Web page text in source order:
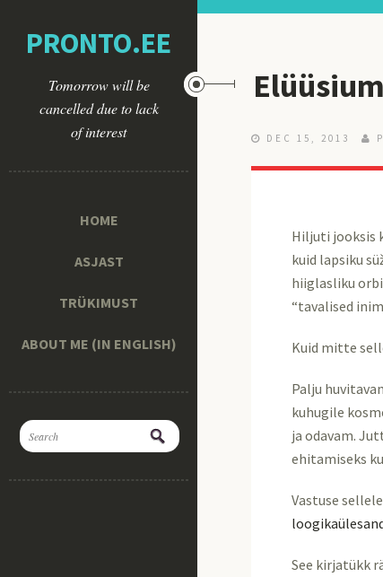
PRONTO.EE
Tomorrow will be
cancelled due to lack
of interest
HOME
ASJAST
TRÜKIMUST
ABOUT ME (IN ENGLISH)
DEC 15, 2013
Hiljuti jooksis
kuid lapsiku
hiiglasliku
“tavalised
Kuid mitte
Palju
kuhugile
ja odavam.
ehitamiseks
Vastuse
See kirjatükk